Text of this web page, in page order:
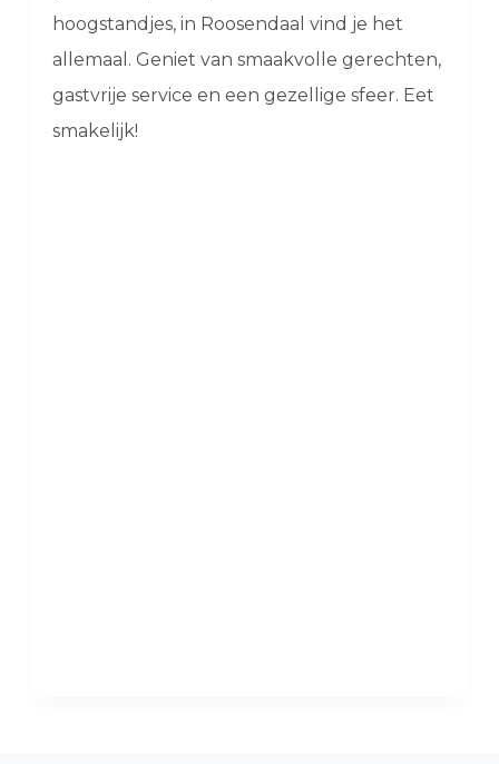
hoogstandjes, in Roosendaal vind je het
allemaal. Geniet van smaakvolle gerechten,
gastvrije service en een gezellige sfeer. Eet
smakelijk!